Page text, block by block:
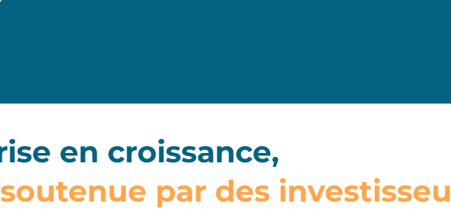
en croissance,
par des